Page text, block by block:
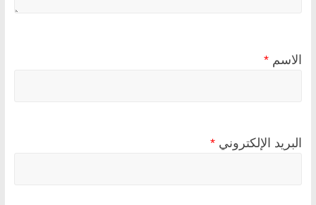
الاسم *
البريد الإلكتروني *